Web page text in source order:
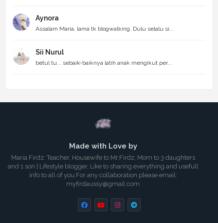
Aynora
Assalam Maria, lama tk blogwalking. Dulu selalu si...
Sii Nurul
betul tu... sebaik-baiknya latih anak mengikut per...
Made with Love by
Maria Firdz: Teacher, Housewife to Mr.Firdz, Mom to 3 daughters
and 1 son | Lifestyle blogger, Like to sharing everything and usefull
info to all of you.For any collaboration please email:
myfirdaussy@gmail.com